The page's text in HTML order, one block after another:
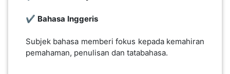
✔️ Bahasa Inggeris
Subjek bahasa memberi fokus kepada kemahiran
pemahaman, penulisan dan tatabahasa.